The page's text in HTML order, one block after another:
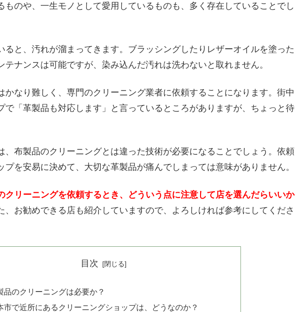
ものや、一生モノとして愛用しているものも、多く存在していることでし
ると、汚れが溜まってきます。ブラッシングしたりレザーオイルを塗った
テナンスは可能ですが、染み込んだ汚れは洗わないと取れません。
かなり難しく、専門のクリーニング業者に依頼することになります。街中
で「革製品も対応します」と言っているところがありますが、ちょっと待
、布製品のクリーニングとは違った技術が必要になることでしょう。依頼
プを安易に決めて、大切な革製品が痛んでしまっては意味がありません。
クリーニングを依頼するとき、どういう点に注意して店を選んだらいいか
、お勧めできる店も紹介していますので、よろしければ参考にしてくださ
目次
品のクリーニングは必要か？
市で近所にあるクリーニングショップは、どうなのか？